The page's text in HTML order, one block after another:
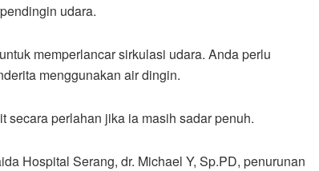
udara.
memperlancar sirkulasi udara. Anda perlu
menggunakan air dingin.
secara perlahan jika ia masih sadar penuh.
Hospital Serang, dr. Michael Y, Sp.PD, penurunan